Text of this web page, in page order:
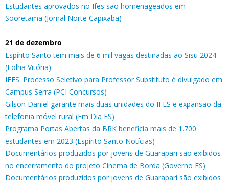
Estudantes aprovados no Ifes são homenageados em
Sooretama (Jornal Norte Capixaba)
21 de dezembro
Espírito Santo tem mais de 6 mil vagas destinadas ao Sisu 2024
(Folha Vitória)
IFES: Processo Seletivo para Professor Substituto é divulgado em
Campus Serra (PCI Concursos)
Gilson Daniel garante mais duas unidades do IFES e expansão da
telefonia móvel rural (Em Dia ES)
Programa Portas Abertas da BRK beneficia mais de 1.700
estudantes em 2023 (Espírito Santo Notícias)
Documentários produzidos por jovens de Guarapari são exibidos
no encerramento do projeto Cinema de Borda (Governo ES)
Documentários produzidos por jovens de Guarapari são exibidos